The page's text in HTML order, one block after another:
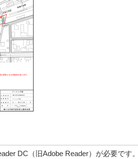
DC（旧Adobe Reader）が必要です。